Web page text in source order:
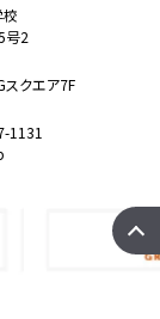
号2
クエア7F
1131